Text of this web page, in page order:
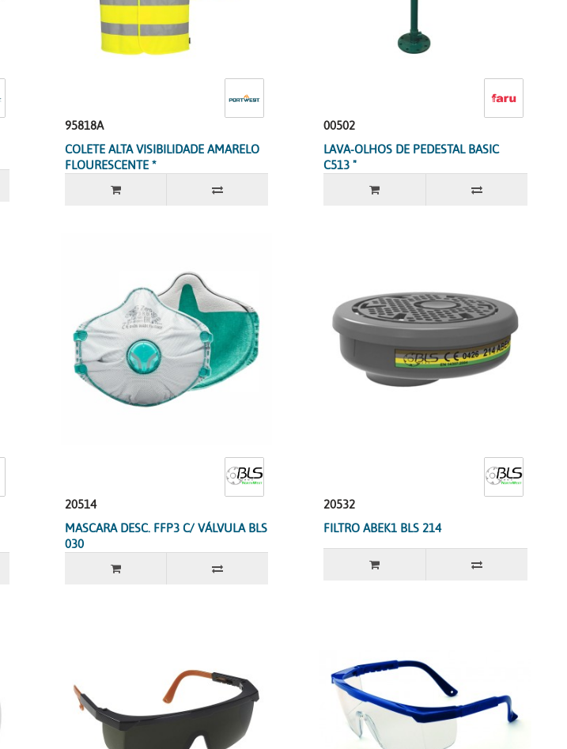
95818A
COLETE ALTA VISIBILIDADE AMARELO
FLOURESCENTE *
00502
LAVA-OLHOS DE PEDESTAL BASIC
C513 "
20514
MASCARA DESC. FFP3 C/ VÁLVULA BLS
030
20532
FILTRO ABEK1 BLS 214